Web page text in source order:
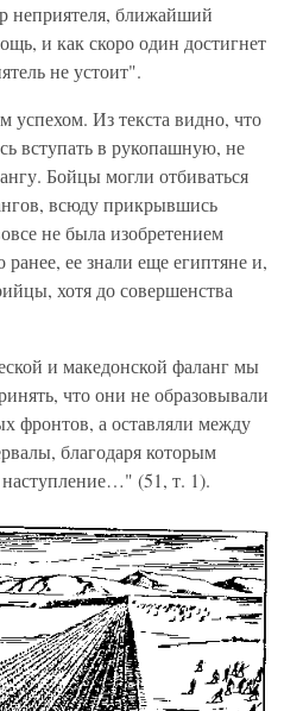
неприятеля, ближайший
и как скоро один достигнет
не устоит".
успехом. Из текста видно, что
вступать в рукопашную, не
Бойцы могли отбиваться
всюду прикрывшись
не была изобретением
ранее, ее знали еще египтяне и,
хотя до совершенства
и македонской фаланг мы
что они не образовывали
фронтов, а оставляли между
благодаря которым
наступление…" (51, т. 1).